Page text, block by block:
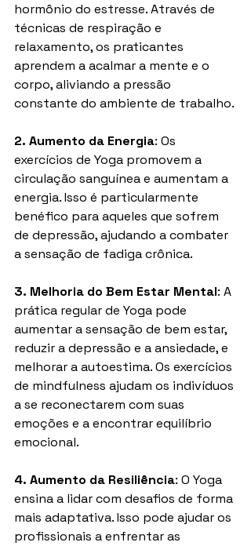
hormônio do estresse. Através de
técnicas de respiração e
relaxamento, os praticantes
aprendem a acalmar a mente e o
corpo, aliviando a pressão
constante do ambiente de trabalho.
2. Aumento da Energia: Os
exercícios de Yoga promovem a
circulação sanguínea e aumentam a
energia. Isso é particularmente
benéfico para aqueles que sofrem
de depressão, ajudando a combater
a sensação de fadiga crônica.
3. Melhoria do Bem Estar Mental: A
prática regular de Yoga pode
aumentar a sensação de bem estar,
reduzir a depressão e a ansiedade, e
melhorar a autoestima. Os exercícios
de mindfulness ajudam os indivíduos
a se reconectarem com suas
emoções e a encontrar equilíbrio
emocional.
4. Aumento da Resiliência: O Yoga
ensina a lidar com desafios de forma
mais adaptativa. Isso pode ajudar os
profissionais a enfrentar as